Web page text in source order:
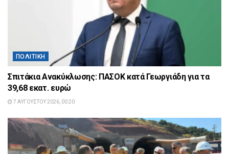
ΠΟΛΙΤΙΚΉ
Σπιτάκια Ανακύκλωσης: ΠΑΣΟΚ κατά Γεωργιάδη για τα
39,68 εκατ. ευρώ
7 ΑΥΓΟΎΣΤΟΥ 2026, 00:20